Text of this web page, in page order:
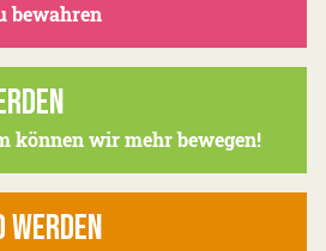
bewahren
können wir mehr bewegen!